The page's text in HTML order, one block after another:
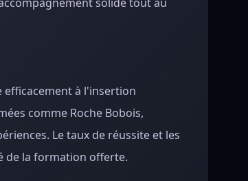
à l'insertion
comme Roche Bobois,
Le taux de réussite et les
de la formation offerte.